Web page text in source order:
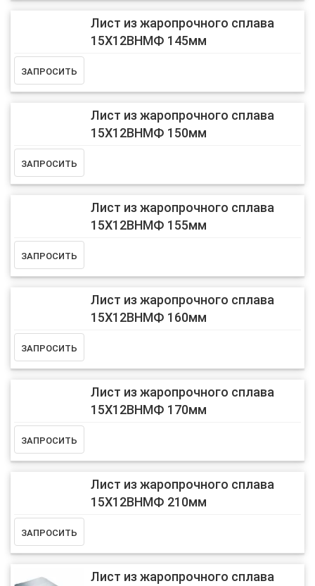
Лист из жаропрочного сплава
15Х12ВНМФ 145мм
Лист из жаропрочного сплава
15Х12ВНМФ 150мм
Лист из жаропрочного сплава
15Х12ВНМФ 155мм
Лист из жаропрочного сплава
15Х12ВНМФ 160мм
Лист из жаропрочного сплава
15Х12ВНМФ 170мм
Лист из жаропрочного сплава
15Х12ВНМФ 210мм
Лист из жаропрочного сплава